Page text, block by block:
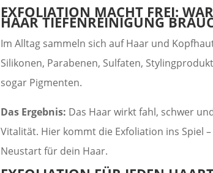
EXFOLIATION MACHT FREI:
HAAR TIEFENREINIGUNG
Im Alltag sammeln sich auf Haar und
Silikonen, Parabenen, Sulfaten,
sogar Pigmenten.
Das Ergebnis: Das Haar wirkt fahl, schwer
Vitalität. Hier kommt die Exfoliation ins Spiel
Neustart für dein Haar.